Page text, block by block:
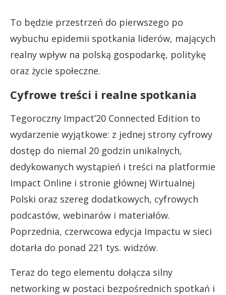
To będzie przestrzeń do pierwszego po
wybuchu epidemii spotkania liderów, mających
realny wpływ na polską gospodarkę, politykę
oraz życie społeczne.
Cyfrowe treści i realne spotkania
Tegoroczny Impact’20 Connected Edition to
wydarzenie wyjątkowe: z jednej strony cyfrowy
dostęp do niemal 20 godzin unikalnych,
dedykowanych wystąpień i treści na platformie
Impact Online i stronie głównej Wirtualnej
Polski oraz szereg dodatkowych, cyfrowych
podcastów, webinarów i materiałów.
Poprzednia, czerwcowa edycja Impactu w sieci
dotarła do ponad 221 tys. widzów.
Teraz do tego elementu dołącza silny
networking w postaci bezpośrednich spotkań i